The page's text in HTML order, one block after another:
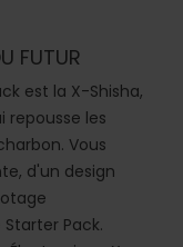
FUTUR
est la X-Shisha,
les
Vous
d'un design
Pack.